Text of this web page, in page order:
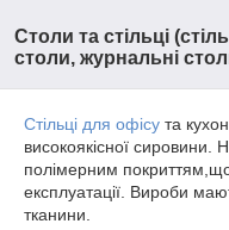
Столи та стільці
столи, журнальні
Стільці для офісу та
високоякісної сировини.
полімерним
експлуатації. Вироби
тканини.